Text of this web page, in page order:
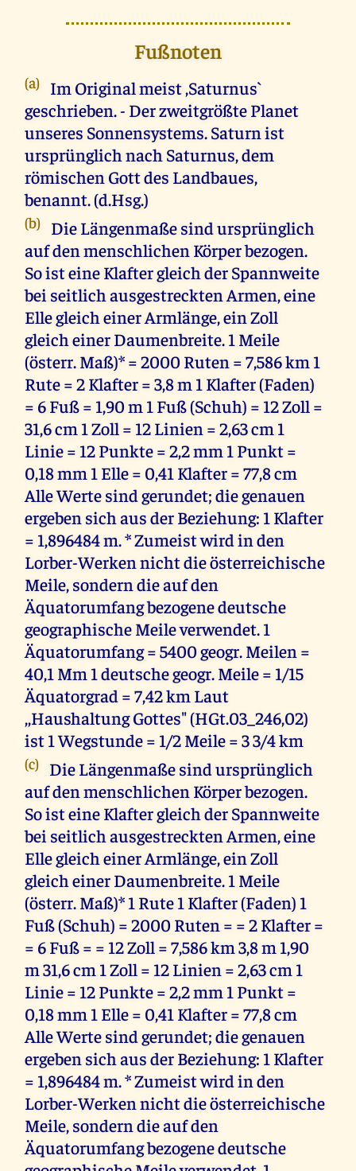
Fußnoten
(a) Im Original meist ,Saturnus`
geschrieben. - Der zweitgrößte Planet
unseres Sonnensystems. Saturn ist
ursprünglich nach Saturnus, dem
römischen Gott des Landbaues,
benannt. (d.Hsg.)
(b) Die Längenmaße sind ursprünglich
auf den menschlichen Körper bezogen.
So ist eine Klafter gleich der Spannweite
bei seitlich ausgestreckten Armen, eine
Elle gleich einer Armlänge, ein Zoll
gleich einer Daumenbreite. 1 Meile
(österr. Maß)* = 2000 Ruten = 7,586 km 1
Rute = 2 Klafter = 3,8 m 1 Klafter (Faden)
= 6 Fuß = 1,90 m 1 Fuß (Schuh) = 12 Zoll =
31,6 cm 1 Zoll = 12 Linien = 2,63 cm 1
Linie = 12 Punkte = 2,2 mm 1 Punkt =
0,18 mm 1 Elle = 0,41 Klafter = 77,8 cm
Alle Werte sind gerundet; die genauen
ergeben sich aus der Beziehung: 1 Klafter
= 1,896484 m. * Zumeist wird in den
Lorber-Werken nicht die österreichische
Meile, sondern die auf den
Äquatorumfang bezogene deutsche
geographische Meile verwendet. 1
Äquatorumfang = 5400 geogr. Meilen =
40,1 Mm 1 deutsche geogr. Meile = 1/15
Äquatorgrad = 7,42 km Laut
,,Haushaltung Gottes" (HGt.03_246,02)
ist 1 Wegstunde = 1/2 Meile = 3 3/4 km
(c) Die Längenmaße sind ursprünglich
auf den menschlichen Körper bezogen.
So ist eine Klafter gleich der Spannweite
bei seitlich ausgestreckten Armen, eine
Elle gleich einer Armlänge, ein Zoll
gleich einer Daumenbreite. 1 Meile
(österr. Maß)* 1 Rute 1 Klafter (Faden) 1
Fuß (Schuh) = 2000 Ruten = = 2 Klafter =
= 6 Fuß = = 12 Zoll = 7,586 km 3,8 m 1,90
m 31,6 cm 1 Zoll = 12 Linien = 2,63 cm 1
Linie = 12 Punkte = 2,2 mm 1 Punkt =
0,18 mm 1 Elle = 0,41 Klafter = 77,8 cm
Alle Werte sind gerundet; die genauen
ergeben sich aus der Beziehung: 1 Klafter
= 1,896484 m. * Zumeist wird in den
Lorber-Werken nicht die österreichische
Meile, sondern die auf den
Äquatorumfang bezogene deutsche